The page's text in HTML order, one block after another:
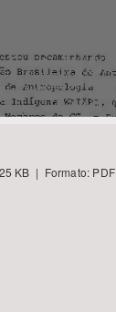
KB | Formato: PDF